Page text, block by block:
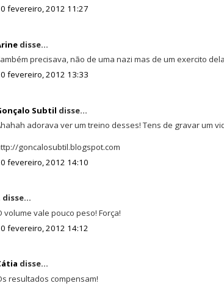
fevereiro, 2012 11:27
disse...
precisava, não de uma nazi mas de um exercito
fevereiro, 2012 13:33
Subtil disse...
adorava ver um treino desses! Tens de gravar um
goncalosubtil.blogspot.com
fevereiro, 2012 14:10
disse...
volume vale pouco peso! Força!
fevereiro, 2012 14:12
disse...
resultados compensam!